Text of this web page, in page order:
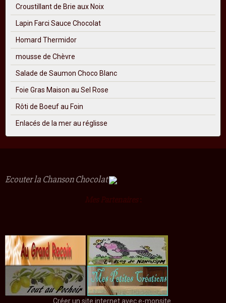
Croustillant de Brie aux Noix
Lapin Farci Sauce Chocolat
Homard Thermidor
mousse de Chèvre
Salade de Saumon Choco Blanc
Foie Gras Maison au Sel Rose
Rôti de Boeuf au Foin
Enlacés de la mer au réglisse
Ecouter la Chanson Chocolat
Mes Partenaires:
Créer un site internet avec e-monsite